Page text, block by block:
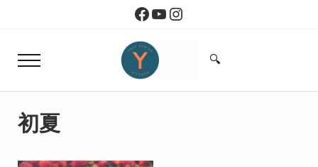
Skip to header right navigationFacebook
YouTube
Instagram
Menu
Yoko Design Kitchen
Search...
🔍
初夏